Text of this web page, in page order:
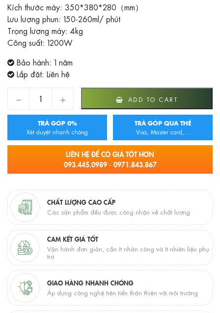
Kích thước máy: 350*380*280（mm）
Lưu lượng phun: 150-260ml/ phút
Trọng lượng máy: 4kg
Công suất: 1200W
Bảo hành: 1 năm
Lắp đặt: Liên hệ
ADD TO CART
TRẢ GÓP 0%
Xét duyệt nhanh chóng
TRẢ GÓP QUA THẺ
Visa, Master card,...
LIÊN HỆ ĐỂ CÓ GIÁ TỐT HƠN
093.445.0989 - 0971.843.867
CHẤT LƯỢNG CAO CẤP
Các sản phẩm đều được công nhận về chất lượng
CAM KẾT GIÁ TỐT
Vận hành đơn giản, cần ít nhân công và ít nhiên liệu phụ
trợ
GIAO HÀNG NHANH CHÓNG
Áp dụng công nghệ tiên tiến thân thiện với môi trường